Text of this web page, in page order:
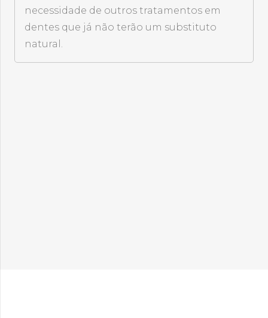
necessidade de outros tratamentos em
dentes que já não terão um substituto
natural.